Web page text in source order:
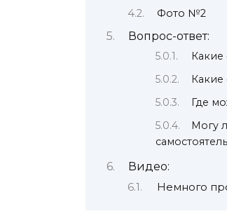
Фото №2
Вопрос-ответ:
Где
Могу
Видео:
Немного